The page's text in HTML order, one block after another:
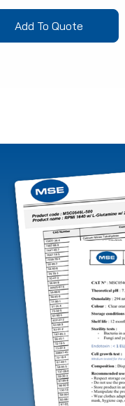
Add To Quote